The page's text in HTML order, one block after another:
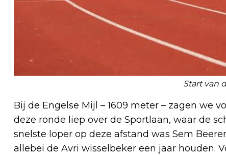
Start van
Bij de Engelse Mijl – 1609 meter – zagen we
deze ronde liep over de Sportlaan, waar de
snelste loper op deze afstand was Sem
allebei de Avri wisselbeker een jaar houden.